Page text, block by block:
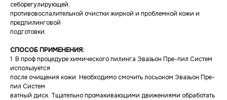
себорегулирующей,
противовоспалительной очистки жирной и проблемной кожи и
предпилинговой
подготовки.
СПОСОБ ПРИМЕНЕНИЯ:
1. В проф процедуре химического пилинга Эвазьон Пре-пил Систем
используется
после очищения кожи. Необходимо смочить лосьоном Эвазьон Пре-
пил Систем
ватный диск. Тщательно промакивающими движениями обработать